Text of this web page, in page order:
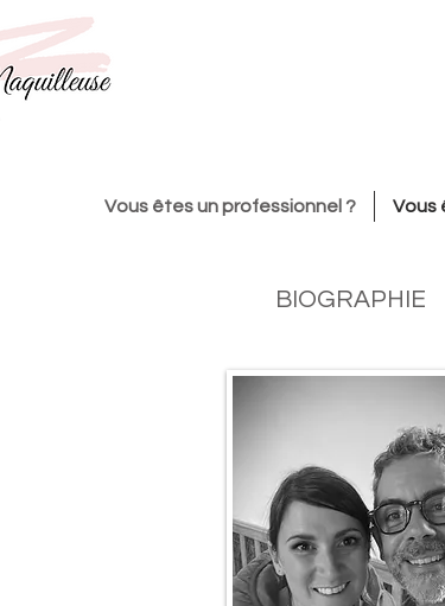
Vous êtes un professionnel ? Vous
BIOGRAPHIE